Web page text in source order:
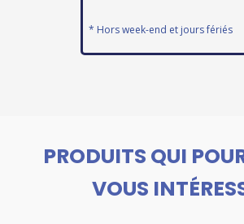
* Hors week-end et jours fériés
PRODUITS QUI
VOUS